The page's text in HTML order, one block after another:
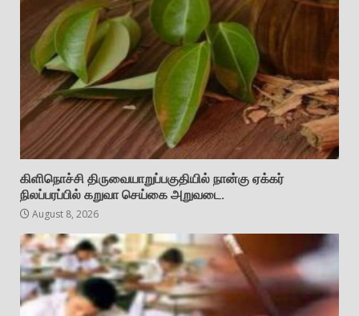
கிளிநொச்சி திருவையாறுப்பகுதியில் நான்கு ஏக்கர்
நிலப்பரப்பில் கறுவா செய்கை அறுவடை.
August 8, 2026